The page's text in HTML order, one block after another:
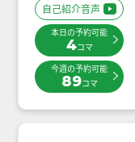
自己紹介音声
本日の予約可能
4コマ
今週の予約可能
89コマ